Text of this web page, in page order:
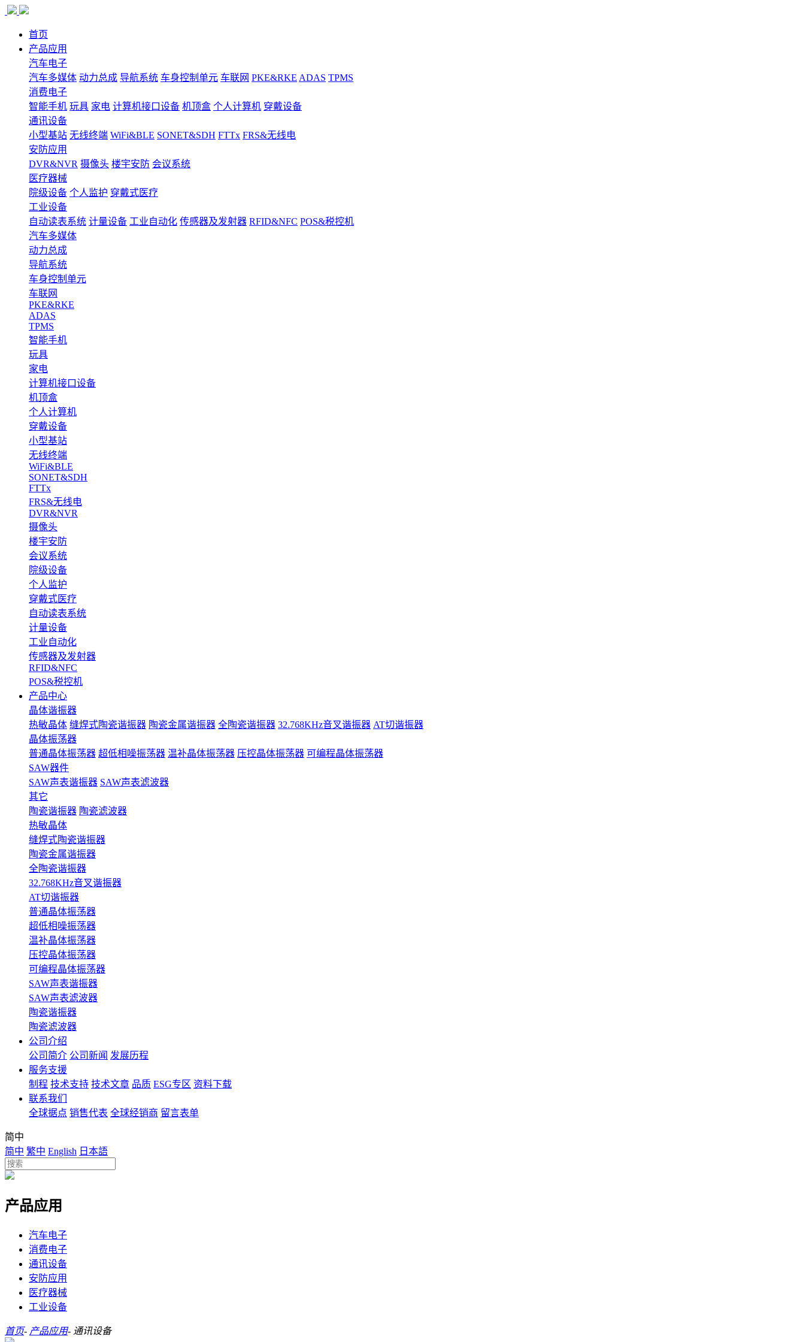
首页
产品应用
汽车电子
汽车多媒体 动力总成 导航系统 车身控制单元 车联网 PKE&RKE ADAS TPMS
消费电子
智能手机 玩具 家电 计算机接口设备 机顶盒 个人计算机 穿戴设备
通讯设备
小型基站 无线终端 WiFi&BLE SONET&SDH FTTx FRS&无线电
安防应用
DVR&NVR 摄像头 楼宇安防 会议系统
医疗器械
院级设备 个人监护 穿戴式医疗
工业设备
自动读表系统 计量设备 工业自动化 传感器及发射器 RFID&NFC POS&税控机
汽车多媒体
动力总成
导航系统
车身控制单元
车联网
PKE&RKE
ADAS
TPMS
智能手机
玩具
家电
计算机接口设备
机顶盒
个人计算机
穿戴设备
小型基站
无线终端
WiFi&BLE
SONET&SDH
FTTx
FRS&无线电
DVR&NVR
摄像头
楼宇安防
会议系统
院级设备
个人监护
穿戴式医疗
自动读表系统
计量设备
工业自动化
传感器及发射器
RFID&NFC
POS&税控机
产品中心
晶体谐振器
热敏晶体 缝焊式陶瓷谐振器 陶瓷金属谐振器 全陶瓷谐振器 32.768KHz音叉谐振器 AT切谐振器
晶体振荡器
普通晶体振荡器 超低相噪振荡器 温补晶体振荡器 压控晶体振荡器 可编程晶体振荡器
SAW器件
SAW声表谐振器 SAW声表滤波器
其它
陶瓷谐振器 陶瓷滤波器
热敏晶体
缝焊式陶瓷谐振器
陶瓷金属谐振器
全陶瓷谐振器
32.768KHz音叉谐振器
AT切谐振器
普通晶体振荡器
超低相噪振荡器
温补晶体振荡器
压控晶体振荡器
可编程晶体振荡器
SAW声表谐振器
SAW声表滤波器
陶瓷谐振器
陶瓷滤波器
公司介绍
公司简介 公司新闻 发展历程
服务支援
制程 技术支持 技术文章 品质 ESG专区 资料下载
联系我们
全球据点 销售代表 全球经销商 留言表单
简中
简中 繁中 English 日本語
产品应用
汽车电子
消费电子
通讯设备
安防应用
医疗器械
工业设备
首页- 产品应用- 通讯设备